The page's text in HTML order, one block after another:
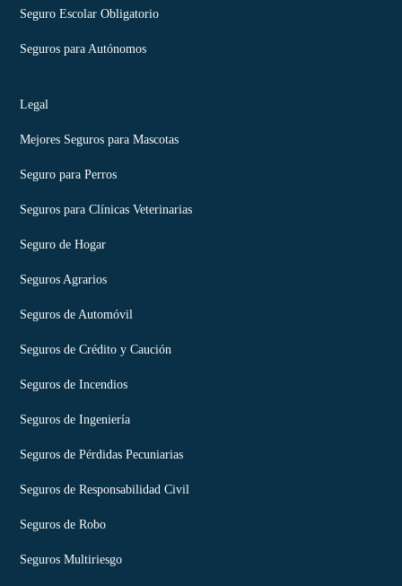
Seguro Escolar Obligatorio
Seguros para Autónomos
Legal
Mejores Seguros para Mascotas
Seguro para Perros
Seguros para Clínicas Veterinarias
Seguro de Hogar
Seguros Agrarios
Seguros de Automóvil
Seguros de Crédito y Caución
Seguros de Incendios
Seguros de Ingeniería
Seguros de Pérdidas Pecuniarias
Seguros de Responsabilidad Civil
Seguros de Robo
Seguros Multiriesgo